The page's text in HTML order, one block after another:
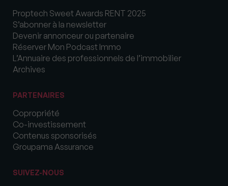
Proptech Sweet Awards RENT 2025
S’abonner à la newsletter
Devenir annonceur ou partenaire
Réserver Mon Podcast Immo
L’Annuaire des professionnels de l’immobilier
Archives
PARTENAIRES
Copropriété
Co-investissement
Contenus sponsorisés
Groupama Assurance
SUIVEZ-NOUS